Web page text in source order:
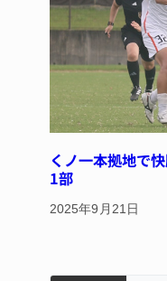
くノ一本拠地
1部
2025年9月21日